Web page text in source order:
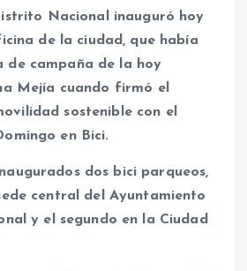
Nacional inauguró hoy
de la ciudad, que había
de campaña de la hoy
Mejía cuando firmó el
sostenible con el
en Bici.
dos bici parqueos,
central del Ayuntamiento
y el segundo en la Ciudad